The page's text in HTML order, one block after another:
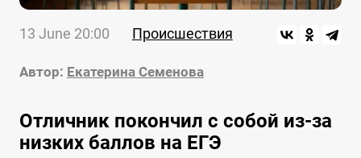
13 June 20:00 Происшествия
Автор: Екатерина Семенова
Отличник покончил с собой из-за
низких баллов на ЕГЭ